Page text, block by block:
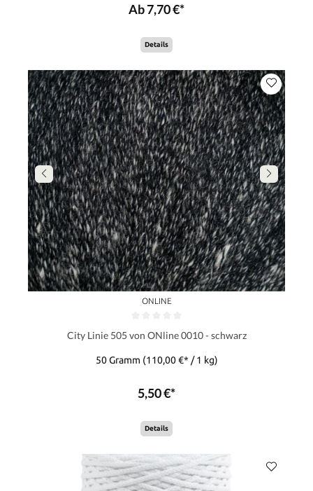
Ab 7,70 €*
Details
ONLINE
City Linie 505 von ONline 0010 - schwarz
50 Gramm (110,00 €* / 1 kg)
5,50 €*
Details